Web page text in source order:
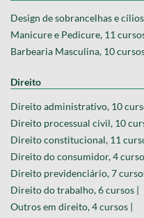
Design de sobrancelhas e
Manicure e Pedicure, 11
Barbearia Masculina, 10
Direito
Direito administrativo, 10
Direito processual civil, 10
Direito constitucional, 11
Direito do consumidor, 4
Direito previdenciário, 7
Direito do trabalho, 6 cursos |
Outros em direito, 4 cursos |